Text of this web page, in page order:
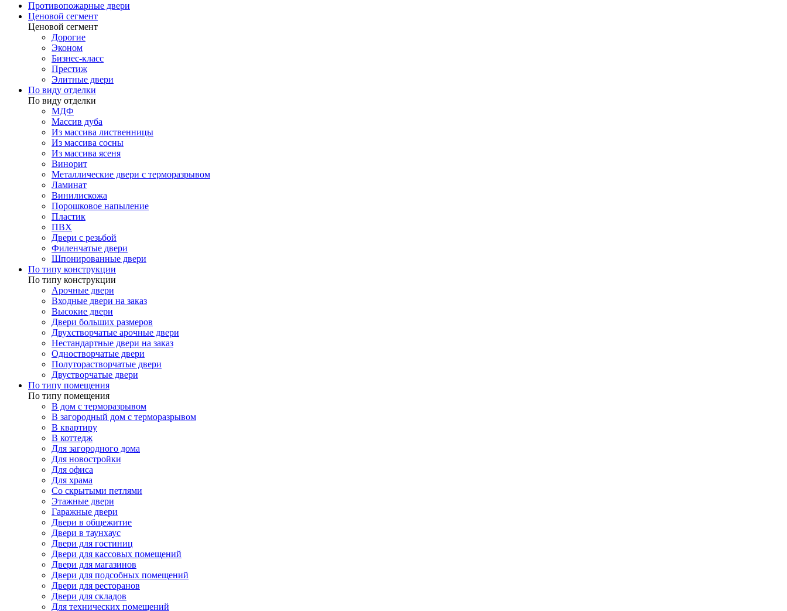
Противопожарные двери
Ценовой сегмент
Ценовой сегмент
Дорогие
Эконом
Бизнес-класс
Престиж
Элитные двери
По виду отделки
По виду отделки
МДФ
Массив дуба
Из массива лиственницы
Из массива сосны
Из массива ясеня
Винорит
Металлические двери с терморазрывом
Ламинат
Винилискожа
Порошковое напыление
Пластик
ПВХ
Двери с резьбой
Филенчатые двери
Шпонированные двери
По типу конструкции
По типу конструкции
Арочные двери
Входные двери на заказ
Высокие двери
Двери больших размеров
Двухстворчатые арочные двери
Нестандартные двери на заказ
Одностворчатые двери
Полуторастворчатые двери
Двустворчатые двери
По типу помещения
По типу помещения
В дом с терморазрывом
В загородный дом с терморазрывом
В квартиру
В коттедж
Для загородного дома
Для новостройки
Для офиса
Для храма
Со скрытыми петлями
Этажные двери
Гаражные двери
Двери в общежитие
Двери в таунхаус
Двери для гостиниц
Двери для кассовых помещений
Двери для магазинов
Двери для подсобных помещений
Двери для ресторанов
Двери для складов
Для технических помещений